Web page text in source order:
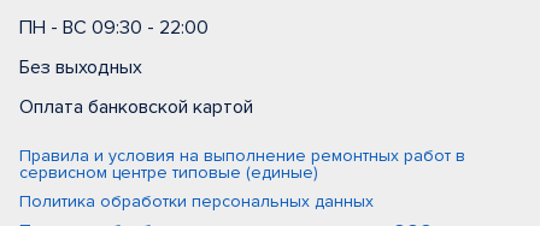
ПН - ВС 09:30 - 22:00
Без выходных
Оплата банковской картой
Правила и условия на выполнение ремонтных работ в
сервисном центре типовые (единые)
Политика обработки персональных данных